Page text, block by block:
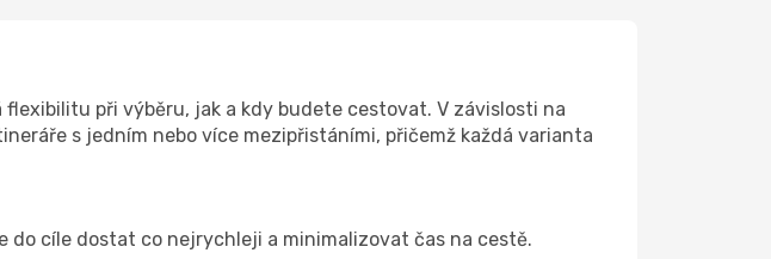
při výběru, jak a kdy budete cestovat. V závislosti na
s jedním nebo více mezipřistáními, přičemž každá varianta
do cíle dostat co nejrychleji a minimalizovat čas na cestě.